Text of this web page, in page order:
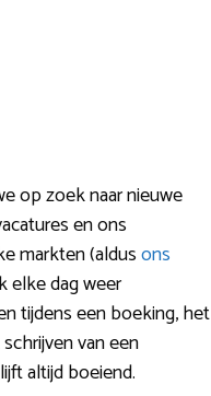
op zoek naar nieuwe
en ons
markten (aldusons
elke dag weer
tijdens een boeking, het
van een
altijd boeiend.